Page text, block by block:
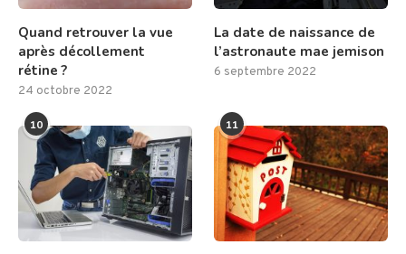
Quand retrouver la vue
après décollement
rétine ?
24 octobre 2022
La date de naissance de
l’astronaute mae jemison
6 septembre 2022
10 11